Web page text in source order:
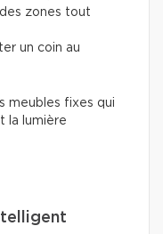
zones tout
un coin au
meubles fixes qui
la lumière